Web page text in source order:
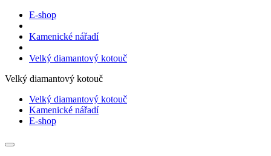
E-shop
Kamenické nářadí
Velký diamantový kotouč
Velký diamantový kotouč
Velký diamantový kotouč
Kamenické nářadí
E-shop